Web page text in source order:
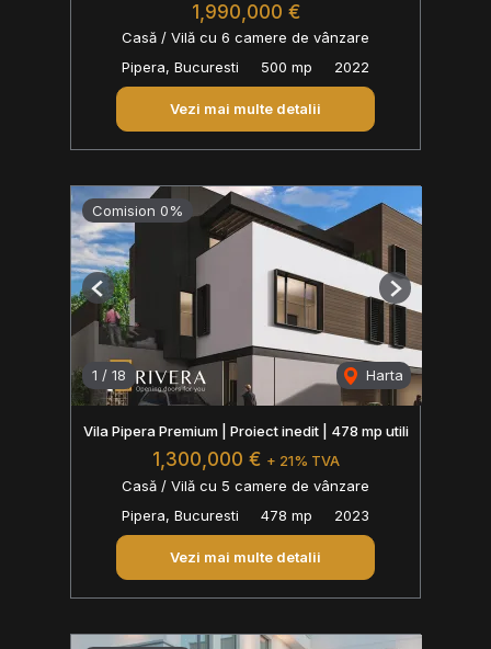
1,990,000 €
Casă / Vilă cu 6 camere de vânzare
Pipera, Bucuresti
500 mp 2022
Vezi mai multe detalii
Comision 0%
1 / 18 Harta
Previous Next
Vila Pipera Premium | Proiect inedit | 478 mp utili
1,300,000 € + 21% TVA
Casă / Vilă cu 5 camere de vânzare
Pipera, Bucuresti
478 mp 2023
Vezi mai multe detalii